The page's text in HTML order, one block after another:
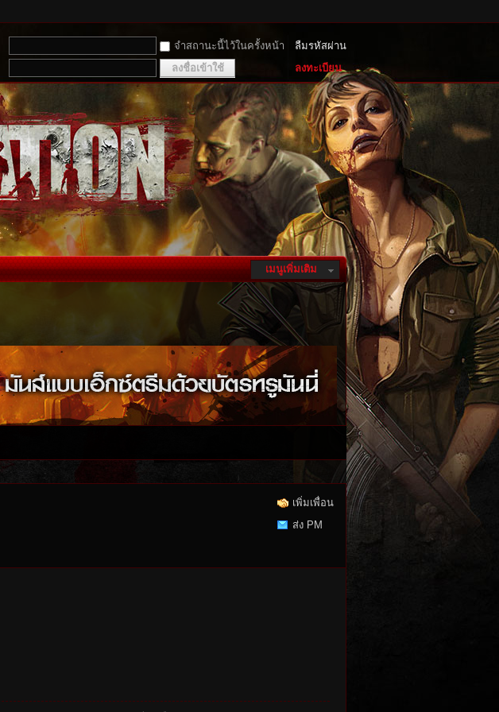
จำสถานะนี้ไว้ในครั้งหน้า
ลืมรหัสผ่าน
ลงชื่อเข้าใช้ ลงทะเบียน
เมนูเพิ่มเติม
เพิ่มเพื่อน
ส่ง PM